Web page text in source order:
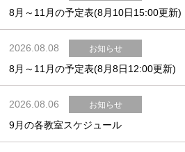
Portugues
8月～11月の予定表(8月10日15:00更新)
2026.08.08 お知らせ
8月～11月の予定表(8月8日12:00更新)
2026.08.06 お知らせ
9月の各教室スケジュール